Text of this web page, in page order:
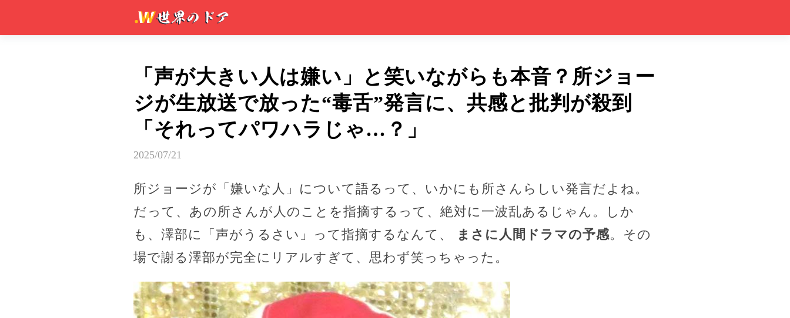
「声が大きい人は嫌い」と笑いながらも本音？所ジョー
ジが生放送で放った“毒舌”発言に、共感と批判が殺到
「それってパワハラじゃ…？」
2025/07/21
所ジョージが「嫌いな人」について語るって、いかにも所さんらしい発言だよね。
だって、あの所さんが人のことを指摘するって、絶対に一波乱あるじゃん。しか
も、澤部に「声がうるさい」って指摘するなんて、
まさに人間ドラマの予感。その
場で謝る澤部が完全にリアルすぎて、思わず笑っちゃった。